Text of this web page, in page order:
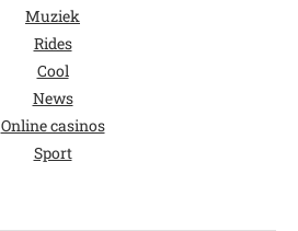
Muziek
Rides
Cool
News
Online casinos
Sport